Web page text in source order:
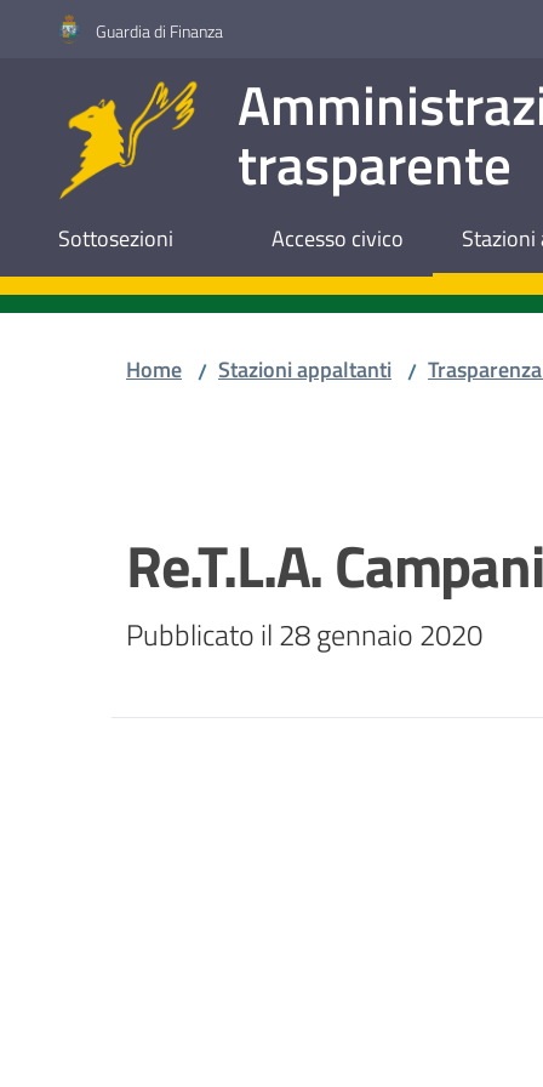
Vai al contenuto
Vai alla navigazione
Vai al footerGuardia di Finanza
trasparente
Sottosezioni Accesso civico
Home / Stazioni appaltanti /
Re.T.L.A.
Pubblicato il 28 gennaio 2020